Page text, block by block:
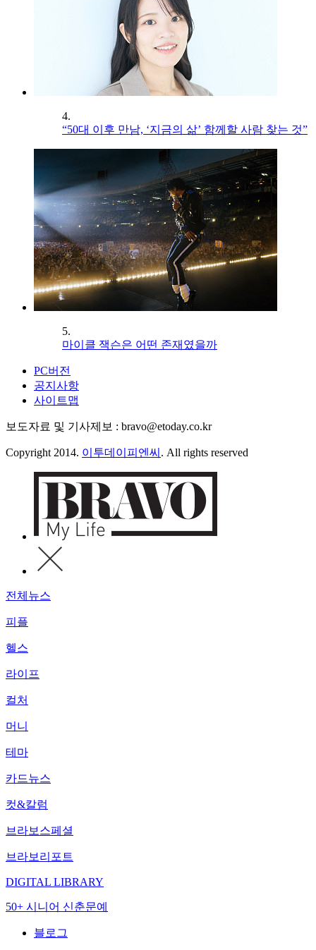
4.
“50대 이후 만남, ‘지금의 삶’ 함께할 사람 찾는 것”
5.
마이클 잭슨은 어떤 존재였을까
PC버전
공지사항
사이트맵
보도자료 및 기사제보 : bravo@etoday.co.kr
Copyright 2014. 이투데이피엔씨 . All rights reserved
전체뉴스
피플
헬스
라이프
컬처
머니
테마
카드뉴스
컷&칼럼
브라보스페셜
브라보리포트
DIGITAL LIBRARY
50+ 시니어 신춘문예
블로그